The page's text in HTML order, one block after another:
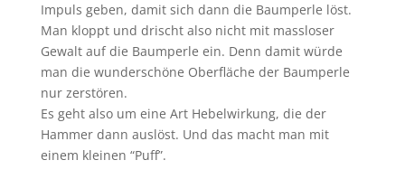
Impuls geben, damit sich dann die Baumperle löst.
Man kloppt und drischt also nicht mit massloser
Gewalt auf die Baumperle ein. Denn damit würde
man die wunderschöne Oberfläche der Baumperle
nur zerstören.
Es geht also um eine Art Hebelwirkung, die der
Hammer dann auslöst. Und das macht man mit
einem kleinen “Puff”.